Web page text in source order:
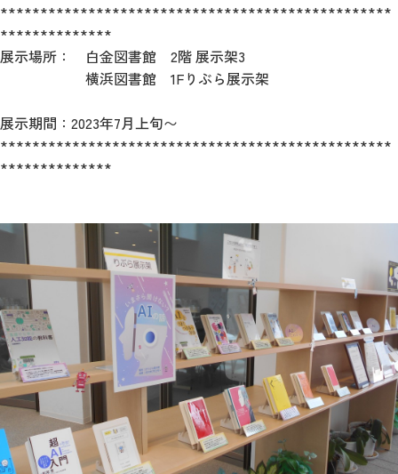
*************************************************
**************
展示場所： 白金図書館 2階 展示架3
横浜図書館 1Fりぶら展示架
展示期間：2023年7月上旬〜
*************************************************
**************